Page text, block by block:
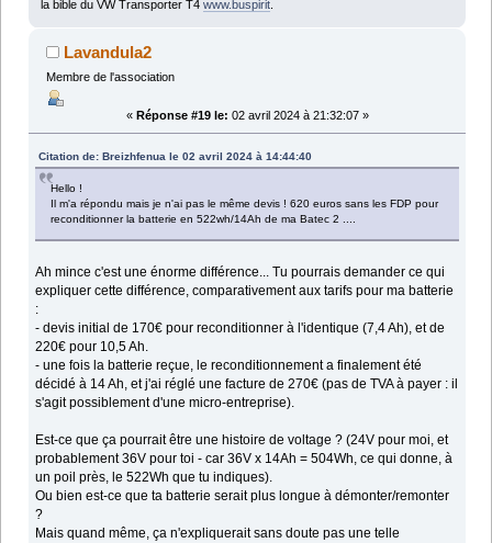
la bible du VW Transporter T4 www.buspirit.
Lavandula2
Membre de l'association
« Réponse #19 le: 02 avril 2024 à 21:32:07 »
Citation de: Breizhfenua le 02 avril 2024 à 14:44:40
Hello !
Il m'a répondu mais je n'ai pas le même devis ! 620 euros sans les FDP pour
reconditionner la batterie en 522wh/14Ah de ma Batec 2 ....
Ah mince c'est une énorme différence... Tu pourrais demander ce qui
expliquer cette différence, comparativement aux tarifs pour ma batterie
:
- devis initial de 170€ pour reconditionner à l'identique (7,4 Ah), et de
220€ pour 10,5 Ah.
- une fois la batterie reçue, le reconditionnement a finalement été
décidé à 14 Ah, et j'ai réglé une facture de 270€ (pas de TVA à payer : il
s'agit possiblement d'une micro-entreprise).
Est-ce que ça pourrait être une histoire de voltage ? (24V pour moi, et
probablement 36V pour toi - car 36V x 14Ah = 504Wh, ce qui donne, à
un poil près, le 522Wh que tu indiques).
Ou bien est-ce que ta batterie serait plus longue à démonter/remonter
?
Mais quand même, ça n'expliquerait sans doute pas une telle